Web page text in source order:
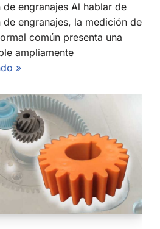
engranajes Al hablar de
engranajes, la medición de
común presenta una
ampliamente
»